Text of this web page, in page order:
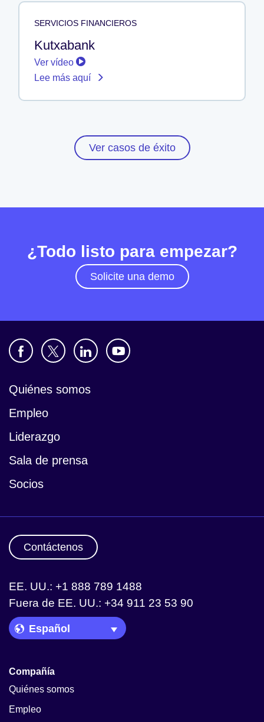
SERVICIOS FINANCIEROS
Kutxabank
Ver vídeo
Lee más aquí
Ver casos de éxito
¿Todo listo para empezar?
Solicite una demo
Quiénes somos
Empleo
Liderazgo
Sala de prensa
Socios
Contáctenos
EE. UU.: +1 888 789 1488
Fuera de EE. UU.: +34 911 23 53 90
Language Picker
Compañía
Quiénes somos
Empleo